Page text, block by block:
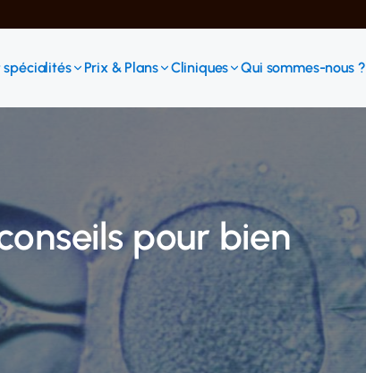
spécialités Prix & Plans Cliniques Qui sommes-nous ?
pour bien